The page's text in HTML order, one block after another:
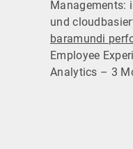
Managements:
und
baramundi
Employee
Analytics – 3